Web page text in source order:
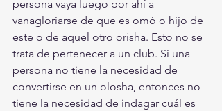
persona vaya luego por ahí a
vanagloriarse de que es omó o hijo de
este o de aquel otro orisha. Esto no se
trata de pertenecer a un club. Si una
persona no tiene la necesidad de
convertirse en un olosha, entonces no
tiene la necesidad de indagar cuál es